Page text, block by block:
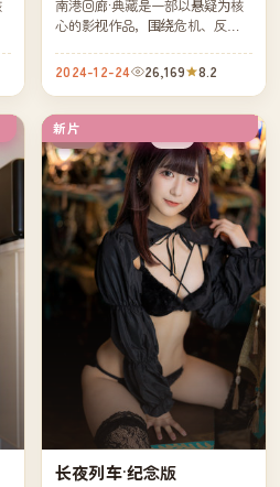
南港回廊·典藏是一部以悬疑为核
心的影视作品，围绕危机、反转
凑，值得推荐观看。
2024-12-24 26,169 8.2
新片
中国
长夜列车·纪念版